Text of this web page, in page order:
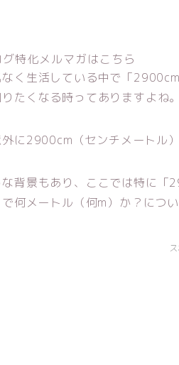
特化メルマガはこちら
く生活している中で「
たくなる時ってありますよね
外に2900cm（センチメートル
な背景もあり、ここでは特に
で何メートル（何m）か？につ